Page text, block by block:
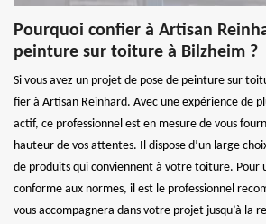
Pourquoi confier à Artisan
peinture sur toiture à Bilzheim ?
Si vous avez un projet de pose de peinture sur
fier à Artisan Reinhard. Avec une expérience de
actif, ce professionnel est en mesure de vous
hauteur de vos attentes. Il dispose d’un large
de produits qui conviennent à votre toiture. Pour
conforme aux normes, il est le professionnel
vous accompagnera dans votre projet jusqu’à la